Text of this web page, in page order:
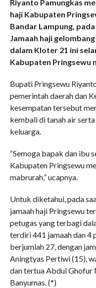
Riyanto Pamungkas
haji Kabupaten
Bandar Lampung,
Jamaah haji
dalam Kloter 21 ini
Kabupaten Pringsewu
Bupati Pringsewu
pemerintah daerah dan
kesempatan tersebut
kembali di tanah air
keluarga.
“Semoga bapak dan ibu
Kabupaten Pringsewu
mabrurah,” ucapnya.
Untuk diketahui, pada
jamaah haji Pringsewu
petugas yang terbagi
terdiri 441 jamaah dan 4
berjumlah 27, dengan
Aningtyas Pertiwi (15),
dan tertua Abdul Ghofur
Banyumas. (*)